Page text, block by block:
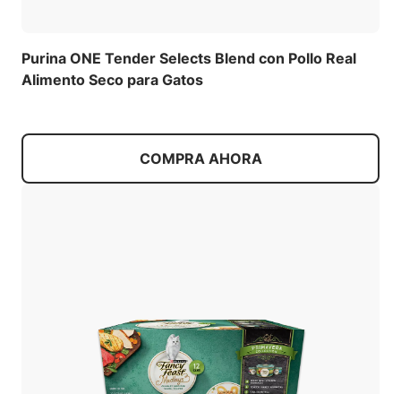
Purina ONE Tender Selects Blend con Pollo Real
Alimento Seco para Gatos
COMPRA AHORA